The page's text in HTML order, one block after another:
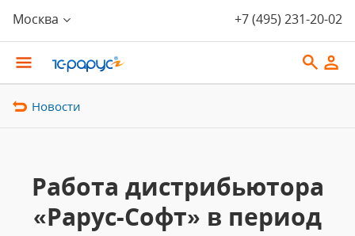
Москва +7 (495) 231-20-02
Новости
Работа дистрибьютора
«Рарус-Софт» в период